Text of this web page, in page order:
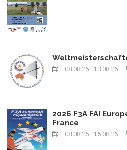
08.08.26 - 13.08.26
2026 F3A FAI
France
08.08.26 - 15.08.26